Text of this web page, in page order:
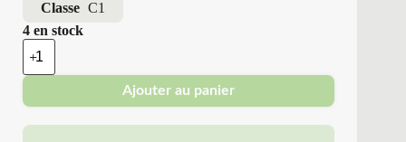
Classe C1
4 en stock
quantité
de
Michelin
Pneus
Neufs
Ajouter au panier